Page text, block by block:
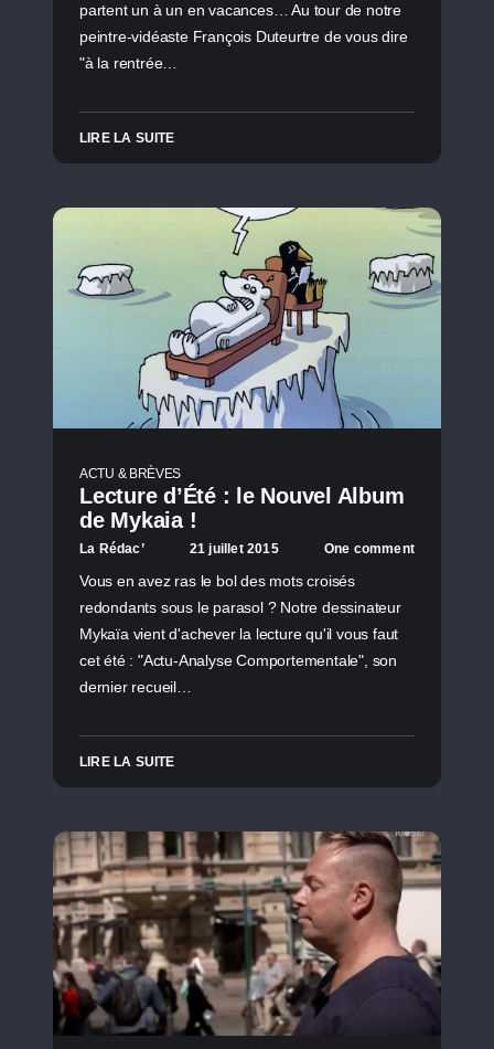
partent un à un en vacances… Au tour de notre
peintre-vidéaste François Duteurtre de vous dire
"à la rentrée…
LIRE LA SUITE
ACTU & BRÈVES
Lecture d’Été : le Nouvel Album
de Mykaia !
La Rédac’ 21 juillet 2015 One comment
Vous en avez ras le bol des mots croisés
redondants sous le parasol ? Notre dessinateur
Mykaïa vient d'achever la lecture qu'il vous faut
cet été : "Actu-Analyse Comportementale", son
dernier recueil…
LIRE LA SUITE